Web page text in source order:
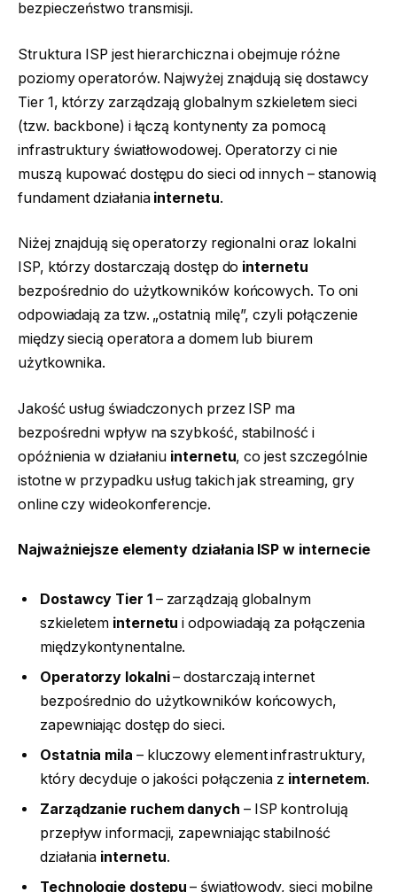
bezpieczeństwo transmisji.
Struktura ISP jest hierarchiczna i obejmuje różne
poziomy operatorów. Najwyżej znajdują się dostawcy
Tier 1, którzy zarządzają globalnym szkieletem sieci
(tzw. backbone) i łączą kontynenty za pomocą
infrastruktury światłowodowej. Operatorzy ci nie
muszą kupować dostępu do sieci od innych – stanowią
fundament działania internetu.
Niżej znajdują się operatorzy regionalni oraz lokalni
ISP, którzy dostarczają dostęp do internetu
bezpośrednio do użytkowników końcowych. To oni
odpowiadają za tzw. „ostatnią milę”, czyli połączenie
między siecią operatora a domem lub biurem
użytkownika.
Jakość usług świadczonych przez ISP ma
bezpośredni wpływ na szybkość, stabilność i
opóźnienia w działaniu internetu, co jest szczególnie
istotne w przypadku usług takich jak streaming, gry
online czy wideokonferencje.
Najważniejsze elementy działania ISP w internecie
Dostawcy Tier 1– zarządzają globalnym
szkieletem internetu i odpowiadają za połączenia
międzykontynentalne.
Operatorzy lokalni– dostarczają internet
bezpośrednio do użytkowników końcowych,
zapewniając dostęp do sieci.
Ostatnia mila – kluczowy element infrastruktury,
który decyduje o jakości połączenia z internetem.
Zarządzanie ruchem danych – ISP kontrolują
przepływ informacji, zapewniając stabilność
działania internetu.
Technologie dostępu – światłowody, sieci mobilne